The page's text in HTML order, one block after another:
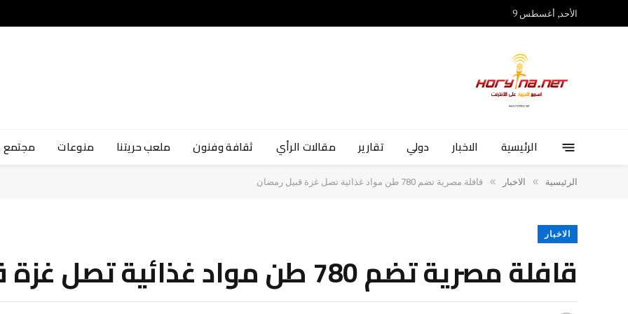
الأحد, أغسطس 9
الرئيسية الاخبار دولي تقارير مقالات الرأي ثقافة وفنون ملعب حريتنا منوعات
الرئيسية » الاخبار » قافلة مصرية تضم 780 طن مواد غذائية تصل غزة قبيل رمضان
الاخبار
قافلة مصرية تضم 780 طن مواد غذائية تصل غزة قبيل رمضان